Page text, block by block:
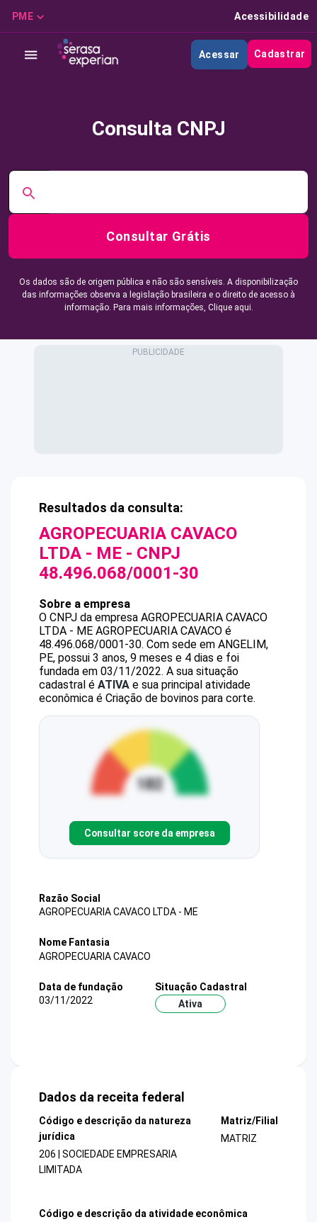
PME Acessibilidade
Acessar Cadastrar
Consulta CNPJ
Consultar Grátis
Os dados são de origem pública e não são sensíveis. A disponibilização
das informações observa a legislação brasileira e o direito de acesso à
informação. Para mais informações, Clique aqui.
Resultados da consulta:
AGROPECUARIA CAVACO
LTDA - ME - CNPJ
48.496.068/0001-30
Sobre a empresa
O CNPJ da empresa AGROPECUARIA CAVACO
LTDA - ME AGROPECUARIA CAVACO é
48.496.068/0001-30. Com sede em ANGELIM,
PE, possui 3 anos, 9 meses e 4 dias e foi
fundada em 03/11/2022. A sua situação
cadastral é ATIVA e sua principal atividade
econômica é Criação de bovinos para corte.
Consultar score da empresa
Razão Social
AGROPECUARIA CAVACO LTDA - ME
Nome Fantasia
AGROPECUARIA CAVACO
Data de fundação
03/11/2022
Situação Cadastral
Ativa
Dados da receita federal
Código e descrição da natureza
jurídica
206 | SOCIEDADE EMPRESARIA
LIMITADA
Matriz/Filial
MATRIZ
Código e descrição da atividade econômica